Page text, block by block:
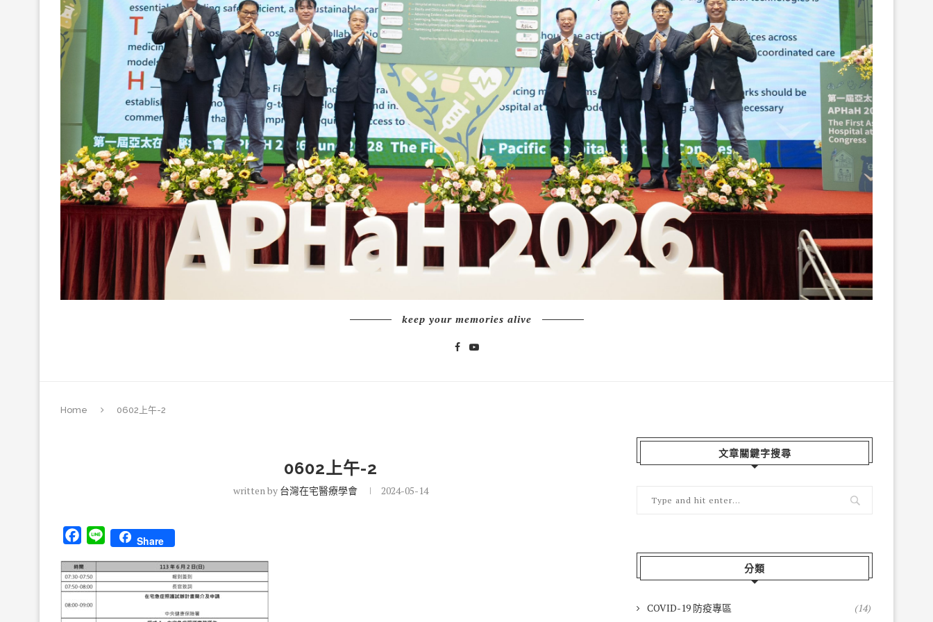
keep your memories alive
Home 0602上午-2
0602上午-2
written by 台灣在宅醫療學會 2024-05-14
Facebook
Line Share
文章關鍵字搜尋
分類
COVID-19 防疫專區 (14)